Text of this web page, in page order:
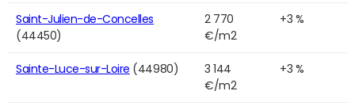
Saint-Julien-de-Concelles
(44450)
2 770
€/m2
+3 %
Sainte-Luce-sur-Loire (44980)
3 144
€/m2
+3 %